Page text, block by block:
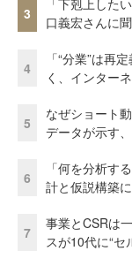
3
「下剋上した
口義宏さんに
4
「“分業”は再
く、インター
5
なぜショート
データが示す
6
「何を分析す
計と仮説構築
7
事業とCSRは
スが10代に“セ